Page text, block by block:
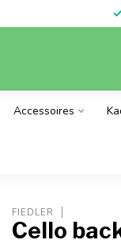
Accessoires
FIEDLER
Cello